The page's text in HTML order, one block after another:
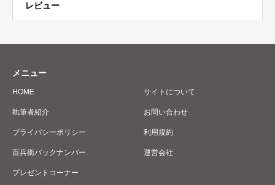
レビュー
メニュー
HOME サイトについて
執筆者紹介 お問い合わせ
プライバシーポリシー 利用規約
百兵衛バックナンバー 運営会社
プレゼントコーナー